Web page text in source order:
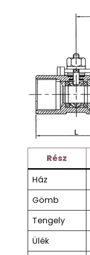
Rész
Ház
Gömb
Tengely
Ülék